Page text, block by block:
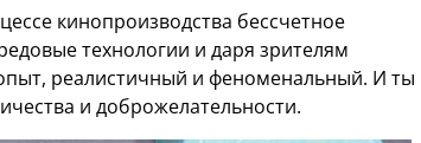
кинопроизводства бессчетное
технологии и даря зрителям
реалистичный и феноменальный. И ты
и доброжелательности.